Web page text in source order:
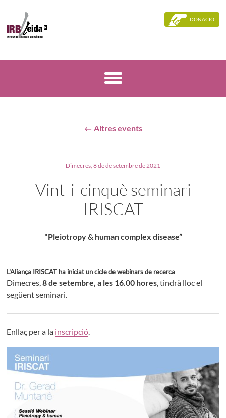
DONACIÓ
← Altres events
Dimecres, 8 de de setembre de 2021
Vint-i-cinquè seminari
IRISCAT
"Pleiotropy & human complex disease”
L'Aliança IRISCAT ha iniciat un cicle de webinars de recerca
Dimecres,8 de setembre, a les 16.00 hores, tindrà lloc el
següent seminari.
Enllaç per a la inscripció.